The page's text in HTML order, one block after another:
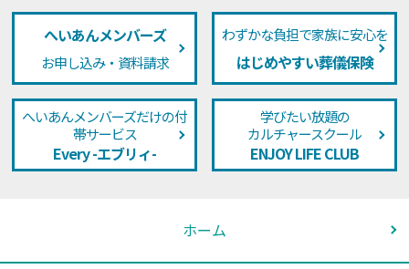
5．個人情報取扱いの委託
当社はお預かりした個人情報を外部に委託することはありま
せん。
6．個人情報の開示等の請求
お客様は、当社に対してご自身の個人情報の開示等（利用目
的の通知、開示、内容の訂正・追加・削除、利用の停止また
は消去、第三者への提供の停止）に関して、当社問合わせ窓
口に申し出ることができます。その際、当社はお客様ご本人
を確認させていただいたうえで、合理的な期間内に対応いた
7．個人情報を提供されることの任意性について
お客様が当社に個人情報を提供されるかどうかは、お客様の
へいあんメンバーズ
お申し込み・資料請求
わずかな負担で家族に安心を
はじめやすい葬儀保険
へいあんメンバーズだけの付
帯サービス
Every -エブリィ-
学びたい放題の
カルチャースクール
ENJOY LIFE CLUB
ホーム